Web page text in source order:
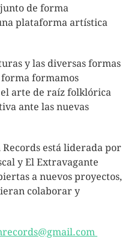
de forma
plataforma artística
y las diversas formas
formamos
el arte de raíz folklórica
ante las nuevas
está liderada por
y El Extravagante
a nuevos proyectos,
colaborar y